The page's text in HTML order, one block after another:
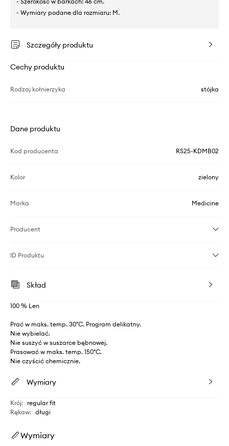
- Wymiary podane dla rozmiaru: M.
Szczegóły produktu
Cechy produktu
Rodzaj kołnierzyka stójka
Dane produktu
Kod producenta RS25-KDMB02
Kolor zielony
Marka Medicine
Producent
ID Produktu
Skład
100 % Len
Prać w maks. temp. 30°C. Program delikatny.
Nie wybielać.
Nie suszyć w suszarce bębnowej.
Prasować w maks. temp. 150°C.
Nie czyścić chemicznie.
Wymiary
Krój: regular fit
Rękaw: długi
Wymiary